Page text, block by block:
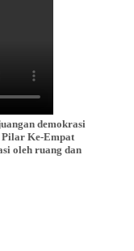
demokrasi
Pilar Ke-Empat
oleh ruang dan